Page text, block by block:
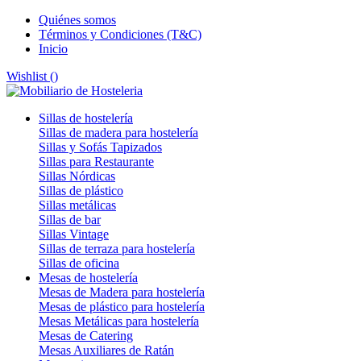
Quiénes somos
Términos y Condiciones (T&C)
Inicio
Wishlist ()
Sillas de hostelería
Sillas de madera para hostelería
Sillas y Sofás Tapizados
Sillas para Restaurante
Sillas Nórdicas
Sillas de plástico
Sillas metálicas
Sillas de bar
Sillas Vintage
Sillas de terraza para hostelería
Sillas de oficina
Mesas de hostelería
Mesas de Madera para hostelería
Mesas de plástico para hostelería
Mesas Metálicas para hostelería
Mesas de Catering
Mesas Auxiliares de Ratán